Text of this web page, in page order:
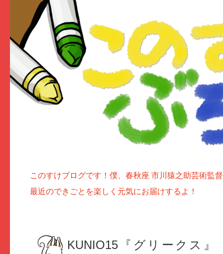
このすけブログです！僕、春秋座 市川猿之助芸術監
最近のできごとを楽しく元気にお届けするよ！
KUNIO15『グリークス